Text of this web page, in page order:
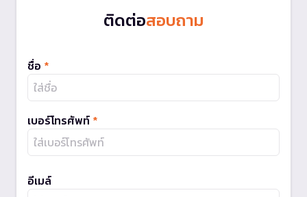
ติดต่อสอบถาม
ชื่อ *
เบอร์โทรศัพท์ *
อีเมล์